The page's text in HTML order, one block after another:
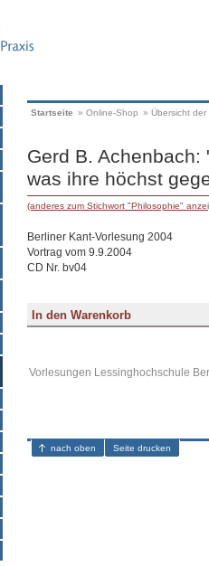
Startseite » Online-Shop » Übersicht
Gerd B.
was ihre höchst
(anderes zum Stichwort "Philosophie"
Berliner Kant-Vorlesung 2004
Vortrag vom 9.9.2004
CD Nr. bv04
Vorlesungen Lessinghochschule
nach oben Seite drucken